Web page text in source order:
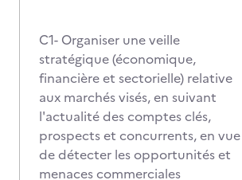
C1- Organiser une veille
stratégique (économique,
financière et sectorielle) relative
aux marchés visés, en suivant
l'actualité des comptes clés,
prospects et concurrents, en vue
de détecter les opportunités et
menaces commerciales